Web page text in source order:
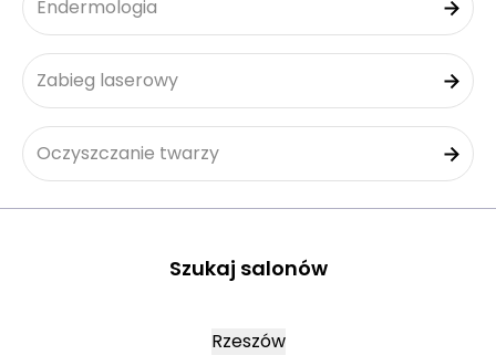
Endermologia
Zabieg laserowy
Oczyszczanie twarzy
Szukaj salonów
Rzeszów